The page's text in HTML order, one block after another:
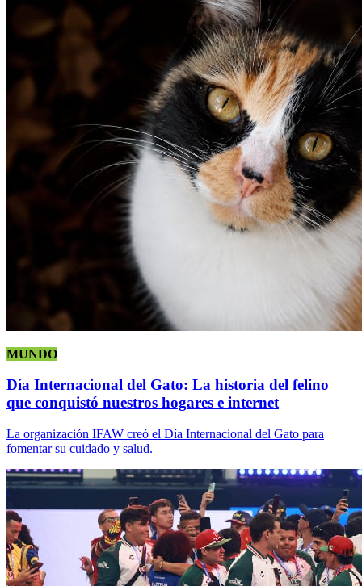
MUNDO
Día Internacional del Gato: La historia del felino
que conquistó nuestros hogares e internet
La organización IFAW creó el Día Internacional del Gato para
fomentar su cuidado y salud.